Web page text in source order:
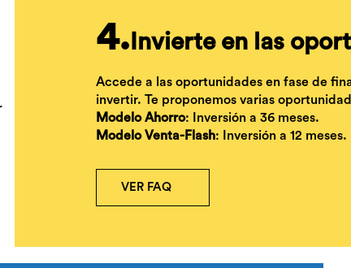
4. Invierte en las
Accede a las oportunidades en fase de
invertir. Te proponemos varias
Modelo Ahorro: Inversión a 36 meses.
Modelo Venta-Flash: Inversión a 12 meses.
VER FAQ